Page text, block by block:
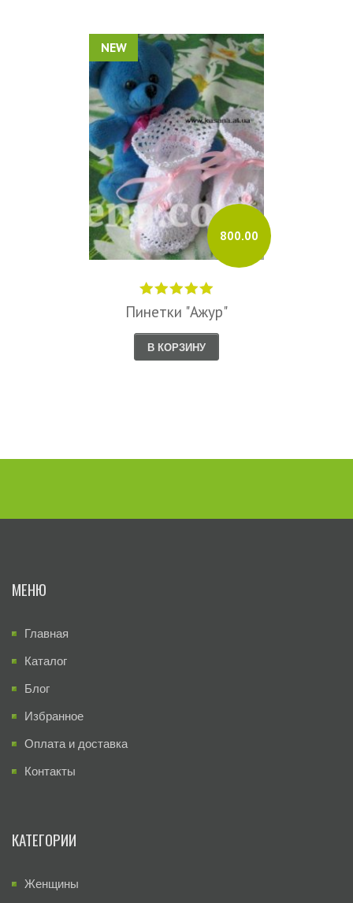
800.00
NEW
Пинетки "Ажур"
В КОРЗИНУ
МЕНЮ
Главная
Каталог
Блог
Избранное
Оплата и доставка
Контакты
КАТЕГОРИИ
Женщины